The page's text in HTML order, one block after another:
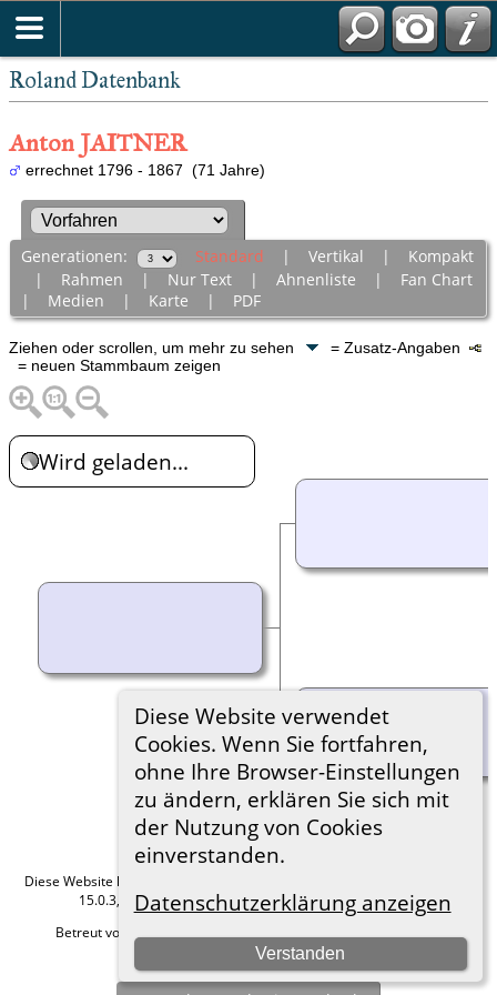
Roland Datenbank
Diese Website verwendet
Cookies. Wenn Sie fortfahren,
ohne Ihre Browser-Einstellungen
zu ändern, erklären Sie sich mit
der Nutzung von Cookies
einverstanden.
Datenschutzerklärung anzeigen
Verstanden
Anton JAITNER
errechnet 1796 - 1867 (71 Jahre)
Generationen: Standard | Vertikal | Kompakt
| Rahmen | Nur Text| Ahnenliste | Fan Chart
| Medien | Karte | PDF
Ziehen oder scrollen, um mehr zu sehen
= Zusatz-Angaben
= neuen Stammbaum zeigen
Wird geladen...
Diese Website läuft mit
15.0.3, programmiert von Darrin Lythgoe © 2001-2026.
Betreut von
Hier geht es zum Impressum